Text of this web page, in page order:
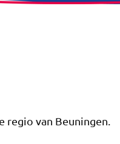
regio van Beuningen.